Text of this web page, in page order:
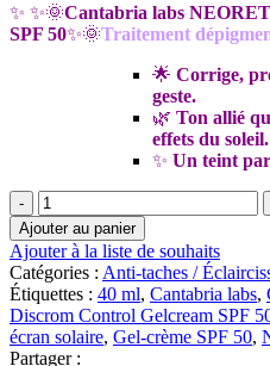
د.م.470.98.
د.م.314.00.
✨ ✨🌞Cantabria labs
SPF 50✨🌞Traitement
🌟 Corrige,
geste.
🌿 Ton allié
effets du soleil.
✨ Un teint
quantité
de
Cantabria
labs
NEORETIN
Discrom
Control
Gelcream
Ajouter au panier
Ajouter à la liste de souhaits
Catégories : Anti-taches /
Étiquettes : 40 ml, Cantabria labs,
Discrom Control Gelcream SPF
écran solaire, Gel-crème SPF 50,
Partager :